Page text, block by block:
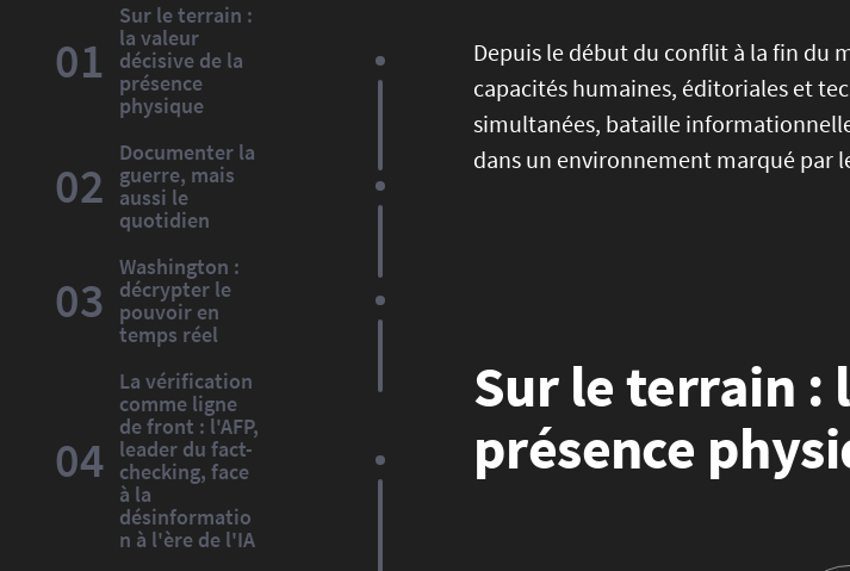
01
Sur le terrain :
la valeur
décisive de la
présence
physique
02
Documenter la
guerre, mais
aussi le
quotidien
03
Washington :
décrypter le
pouvoir en
temps réel
04
La vérification
comme ligne
de front : l'AFP,
leader du fact-
checking, face
à la
désinformatio
n à l'ère de l'IA
Depuis le début du conflit à la fin du
capacités humaines, éditoriales et
simultanées, bataille
dans un environnement marqué par
Sur le terrain :
présence